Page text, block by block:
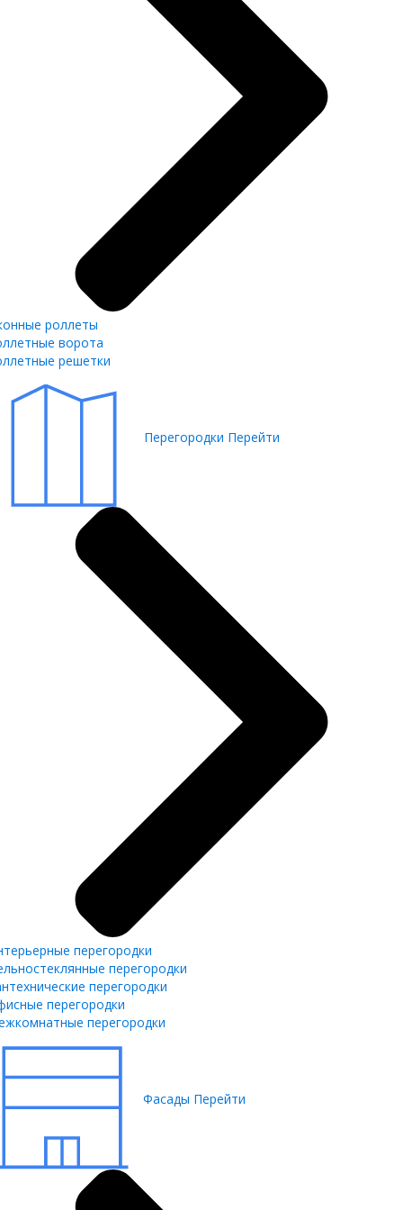
роллеты
ворота
решетки
Перегородки Перейти
перегородки
перегородки
перегородки
перегородки
перегородки
Фасады Перейти